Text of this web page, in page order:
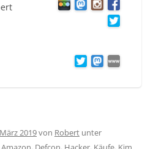
2019von Robert unter